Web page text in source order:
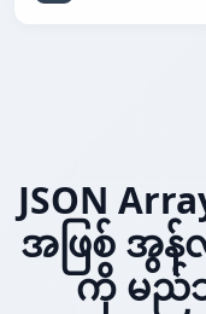
JSON
အဖြစ် အွန်
ကို မည်